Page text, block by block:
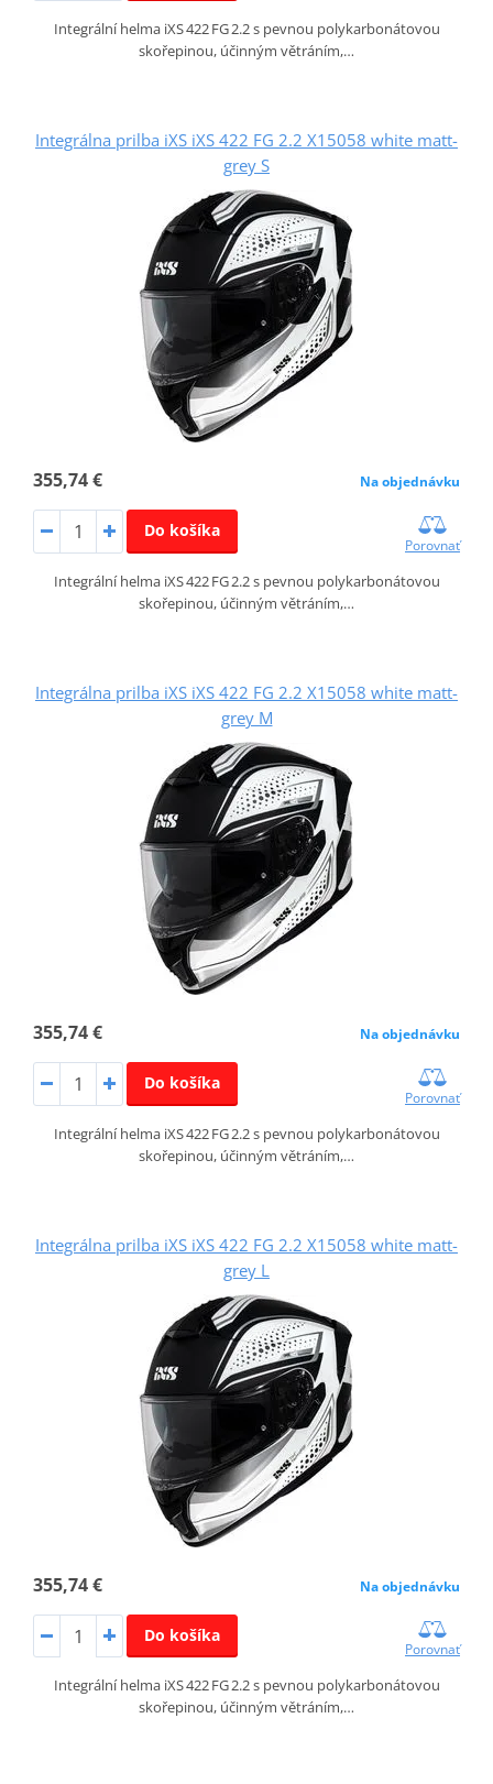
Integrální helma iXS 422 FG 2.2 s pevnou polykarbonátovou
skořepinou, účinným větráním,…
Integrálna prilba iXS iXS 422 FG 2.2 X15058 white matt-
grey S
355,74 € Na objednávku
Do košíka
Porovnať
Integrální helma iXS 422 FG 2.2 s pevnou polykarbonátovou
skořepinou, účinným větráním,…
Integrálna prilba iXS iXS 422 FG 2.2 X15058 white matt-
grey M
355,74 € Na objednávku
Do košíka
Porovnať
Integrální helma iXS 422 FG 2.2 s pevnou polykarbonátovou
skořepinou, účinným větráním,…
Integrálna prilba iXS iXS 422 FG 2.2 X15058 white matt-
grey L
355,74 € Na objednávku
Do košíka
Porovnať
Integrální helma iXS 422 FG 2.2 s pevnou polykarbonátovou
skořepinou, účinným větráním,…